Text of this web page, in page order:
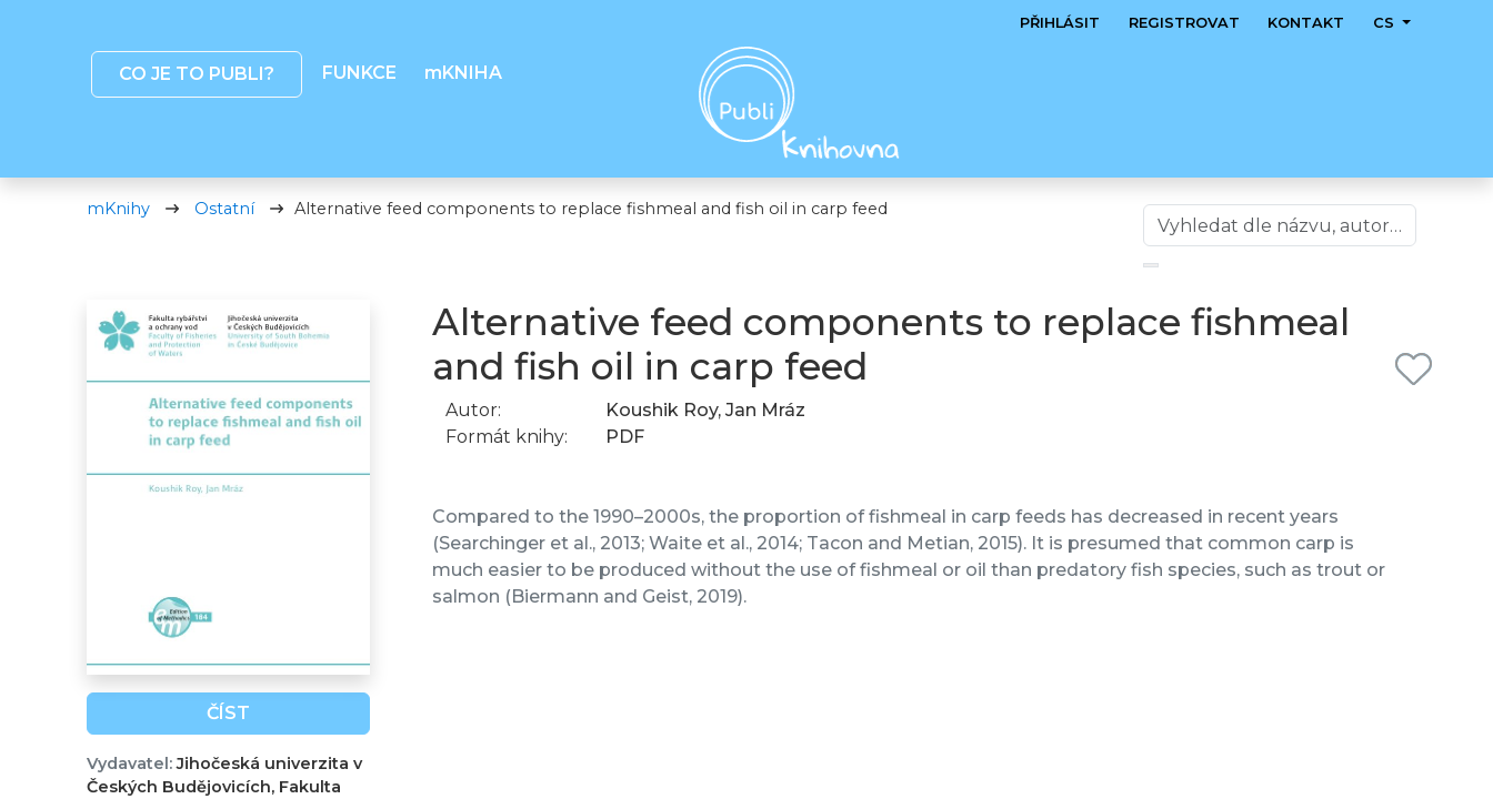
CO JE TO PUBLI? FUNKCE mKNIHA
PŘIHLÁSIT REGISTROVAT KONTAKT CS
mKnihy Ostatní Alternative feed components to replace fishmeal and fish oil in carp feed
ČÍST
Vydavatel:Jihočeská univerzita v
Českých Budějovicích, Fakulta
Alternative feed components to replace fishmeal
and fish oil in carp feed
Autor:
Koushik Roy, Jan Mráz
Formát knihy:
PDF
Compared to the 1990–2000s, the proportion of fishmeal in carp feeds has decreased in recent years
(Searchinger et al., 2013; Waite et al., 2014; Tacon and Metian, 2015). It is presumed that common carp is
much easier to be produced without the use of fishmeal or oil than predatory fish species, such as trout or
salmon (Biermann and Geist, 2019).